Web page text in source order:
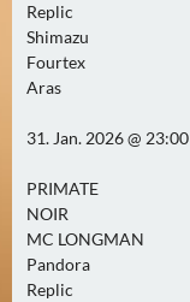
M
O
R
E
2
)
Replic
Shimazu
Fourtex
Aras
31. Jan. 2026 @ 23:00
PRIMATE
NOIR
MC LONGMAN
Pandora
Replic